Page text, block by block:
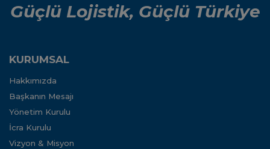
Güçlü Lojistik, Güçlü Türkiye
KURUMSAL
Hakkımızda
Başkanın Mesajı
Yönetim Kurulu
İcra Kurulu
Vizyon & Misyon